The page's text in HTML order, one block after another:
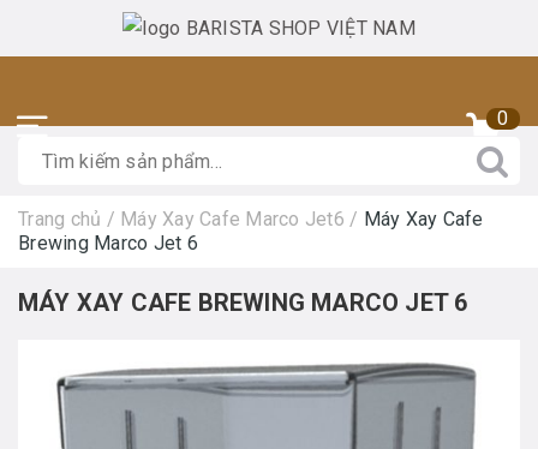
0
Trang chủ / Máy Xay Cafe Marco Jet6 / Máy Xay Cafe
Brewing Marco Jet 6
MÁY XAY CAFE BREWING MARCO JET 6